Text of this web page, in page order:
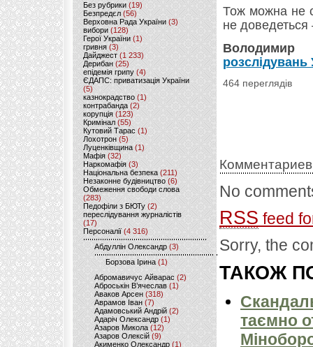
Без рубрики (19)
Безпредєл(56)
Верховна Рада України (3)
вибори(128)
Герої України(1)
гривня (3)
Дайджест (1 233)
Дерибан (25)
епідемія грипу (4)
ЄДАПС: приватизація України
(5)
казнокрадство (1)
контрабанда (2)
корупція (123)
Кримінал (55)
Кутовий Тарас (1)
Лохотрон(5)
Луценківщина (1)
Мафія (32)
Наркомафія (3)
Національна безпека (211)
Незаконне будівництво(6)
Обмеження свободи слова
(283)
Педофіли з БЮТу (2)
переслідування журналістів
(17)
Персоналії (4 316)
Абдуллін Олександр (3)
Борзова Ірина(1)
Абромавичус Айварас (2)
Аброськін В’ячеслав(1)
Аваков Арсен (318)
Аврамов Іван (7)
Адамовський Андрій(2)
Адаріч Олександр (1)
Азаров Микола (12)
Азаров Олексій (9)
Акименко Олександр(1)
Тож можна не
не доведеться
розслідувань
464 переглядів
No
RSS feed
Sorry, the
ТАКОЖ
таємно